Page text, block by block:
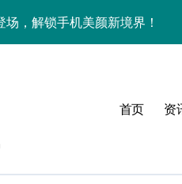
场，解锁手机美颜新境界！
登场，时尚旗舰新体验！
美颜秘籍，一键打造专属风格
个性定制，炫酷随行！
焕新秘籍：潮流定制，玩转无
首页 资